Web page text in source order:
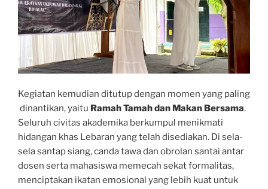
Kegiatan kemudian ditutup dengan momen yang paling
dinantikan, yaitu Ramah Tamah dan Makan Bersama.
Seluruh civitas akademika berkumpul menikmati
hidangan khas Lebaran yang telah disediakan. Di sela-
sela santap siang, canda tawa dan obrolan santai antar
dosen serta mahasiswa memecah sekat formalitas,
menciptakan ikatan emosional yang lebih kuat untuk